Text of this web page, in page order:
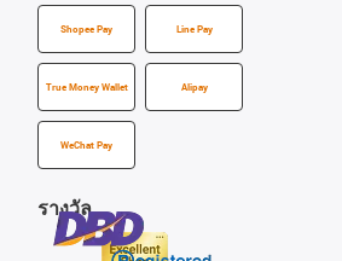
Shopee Pay Line Pay
True Money Wallet Alipay
WeChat Pay
รางวัล